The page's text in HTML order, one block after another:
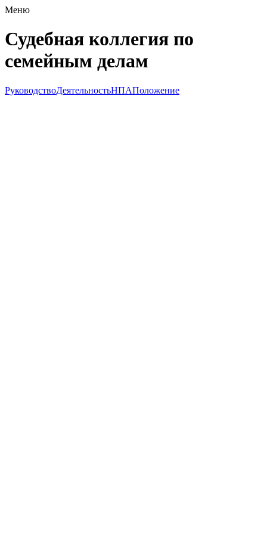
Меню
Судебная коллегия по
семейным делам
РуководствоДеятельностьНПАПоложение